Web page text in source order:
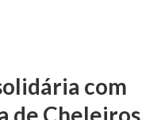
com
de Cheleiros